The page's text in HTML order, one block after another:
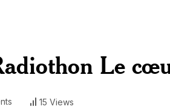
Le
15 Views